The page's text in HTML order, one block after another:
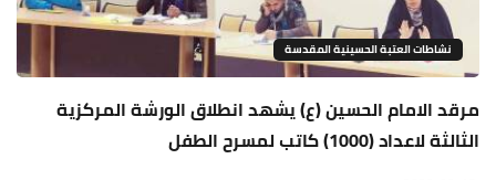
نشاطات العتبة الحسينية المقدسة
مرقد الامام الحسين (ع) يشهد انطلاق الورشة المركزية
الثالثة لاعداد (1000) كاتب لمسرح الطفل